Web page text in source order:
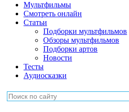
Мультфильмы
Смотреть онлайн
Статьи
Подборки мультфильмов
Обзоры мультфильмов
Подборки артов
Новости
Тесты
Аудиосказки